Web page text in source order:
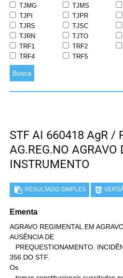
TJMG
TJMS
TJPI
TJPR
TJRS
TJSC
TJRN
TJTO
TRF1
TRF2
TRF4
TRF5
Busca
STF AI 660418 AgR /
AG.REG.NO AGRAVO
INSTRUMENTO
RESULTADO SIMPLES
Ementa
AGRAVO REGIMENTAL EM
AUSÊNCIA DE
356 DO STF.
Os